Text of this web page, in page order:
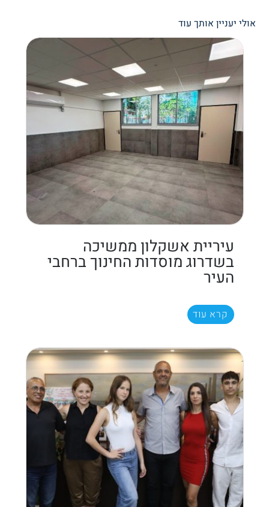
אולי יעניין אותך עוד
עיריית אשקלון ממשיכה
בשדרוג מוסדות החינוך ברחבי
העיר
קרא עוד